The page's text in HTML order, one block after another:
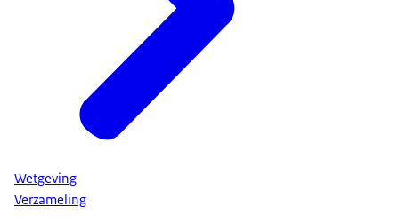
Wetgeving
Verzameling